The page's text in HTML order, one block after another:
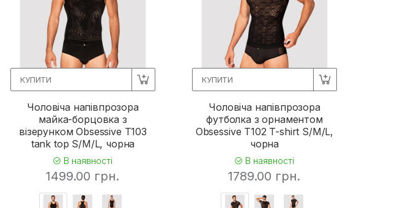
КУПИТИ
Чоловіча напівпрозора
майка-борцовка з
візерунком Obsessive T103
tank top S/M/L, чорна
В наявності
1499.00 грн.
КУПИТИ
Чоловіча напівпрозора
футболка з орнаментом
Obsessive T102 T-shirt S/M/L,
чорна
В наявності
1789.00 грн.